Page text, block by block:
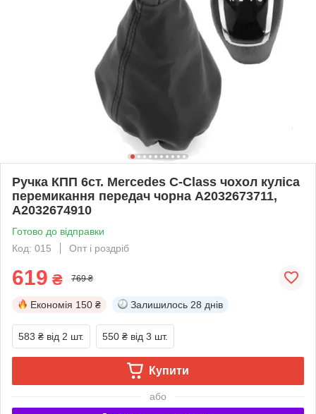
Ручка КПП 6ст. Mercedes C-Class чохол куліса
перемикання передач чорна A2032673711,
A2032674910
Готово до відправки
Код: 015
Опт і роздріб
619 ₴ 769 ₴
Економія 150 ₴ Залишилось 28 днів
583 ₴ від 2 шт. 550 ₴ від 3 шт.
Купити
або